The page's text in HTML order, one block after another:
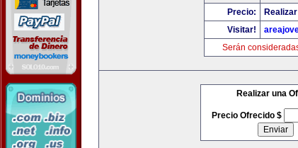
Precio:
Visitar!
Serán
Realizar una
Precio Ofrecido $